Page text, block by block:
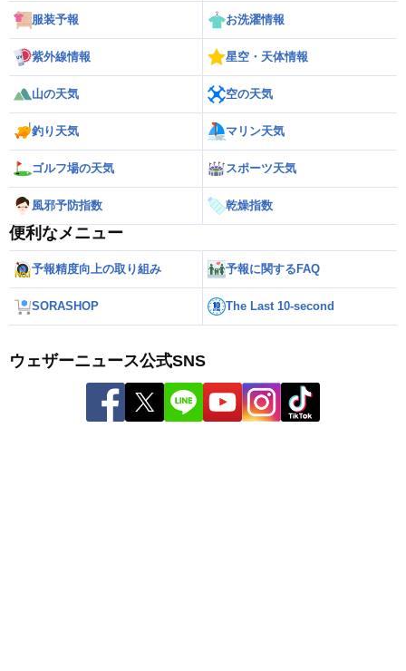
服装予報 お洗濯情報
紫外線情報 星空・天体情報
山の天気 空の天気
釣り天気 マリン天気
ゴルフ場の天気 スポーツ天気
風邪予防指数 乾燥指数
便利なメニュー
予報精度向上の取り組み 予報に関するFAQ
SORASHOP The Last 10-second
ウェザーニュース公式SNS